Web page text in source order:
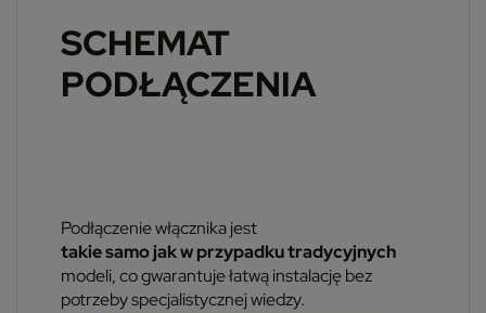
SCHEMAT
PODŁĄCZENIA
Podłączenie włącznika jest
takie samo jak w przypadku tradycyjnych
modeli, co gwarantuje łatwą instalację bez
potrzeby specjalistycznej wiedzy.